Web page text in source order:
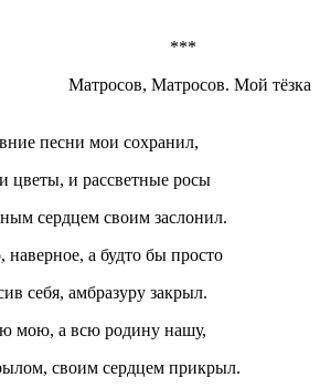
Мой тёзка
песни мои сохранил,
цветы, и рассветные росы
сердцем своим заслонил.
наверное, а будто бы просто
себя, амбразуру закрыл.
мою, а всю родину нашу,
своим сердцем прикрыл.